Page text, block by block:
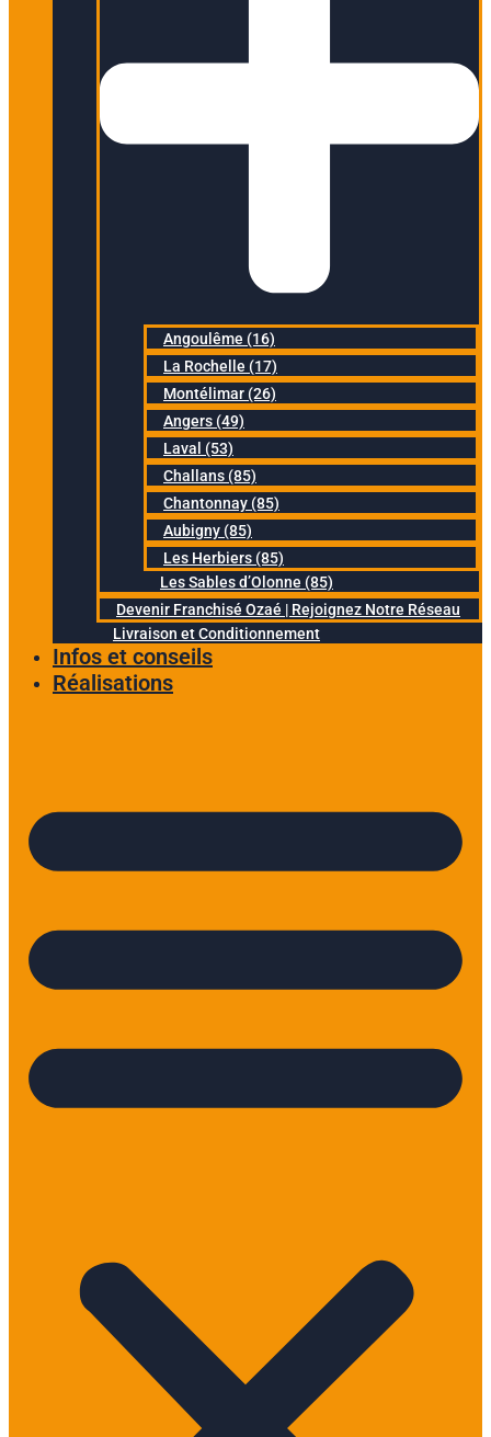
Angoulême (16)
La Rochelle (17)
Montélimar (26)
Angers (49)
Laval (53)
Challans (85)
Chantonnay (85)
Aubigny (85)
Les Herbiers (85)
Les Sables d’Olonne (85)
Devenir Franchisé Ozaé | Rejoignez Notre Réseau
Livraison et Conditionnement
Infos et conseils
Réalisations